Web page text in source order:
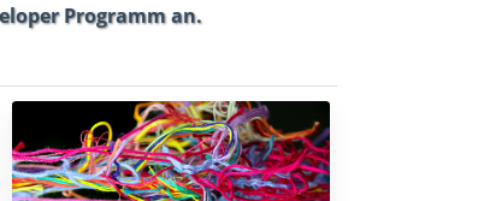
Programman.